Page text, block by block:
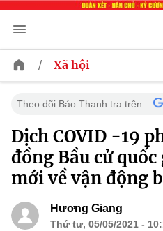
/ Xã hội
Theo dõi Báo Thanh tra trên
Dịch COVID -19
đồng Bầu cử
mới về vận động
Hương Giang
Thứ tư, 05/05/2021 -